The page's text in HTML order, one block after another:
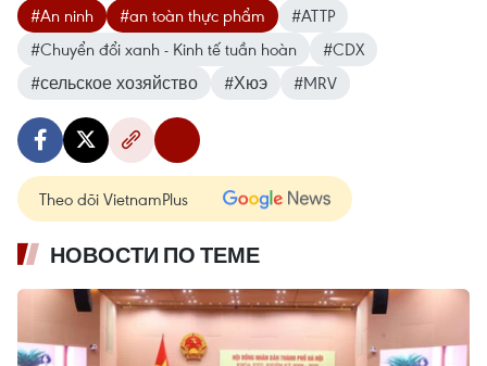
#An ninh #an toàn thực phẩm
#ATTP
#Chuyển đổi xanh - Kinh tế tuần hoàn
#CDX
#сельское хозяйство
#Хюэ #MRV
Theo dõi VietnamPlus
НОВОСТИ ПО ТЕМЕ